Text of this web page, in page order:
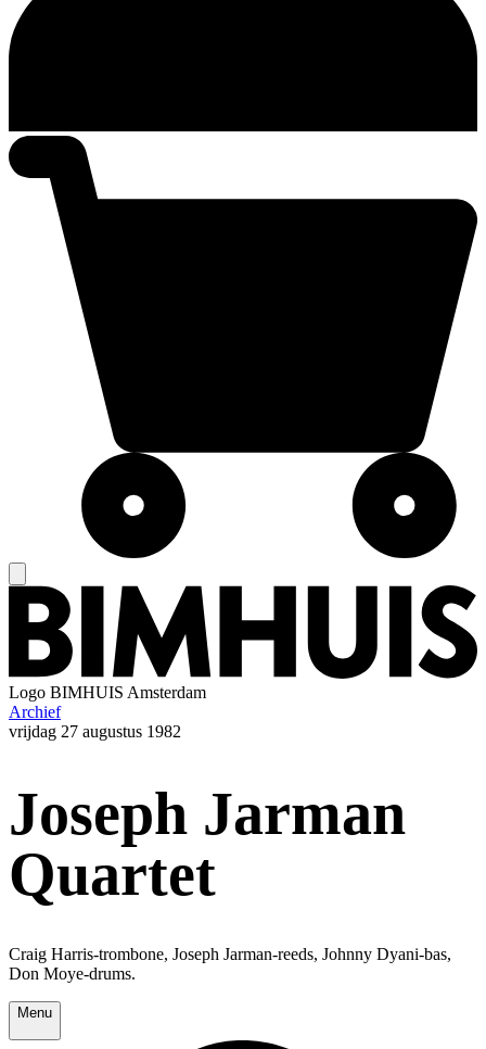
Logo BIMHUIS Amsterdam
Archief
vrijdag 27 augustus 1982
Joseph Jarman
Quartet
Craig Harris-trombone, Joseph Jarman-reeds, Johnny Dyani-bas,
Don Moye-drums.
Menu